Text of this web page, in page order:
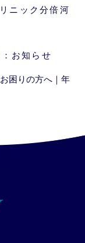
ニック分倍河
お知らせ
困りの方へ ｜ 年